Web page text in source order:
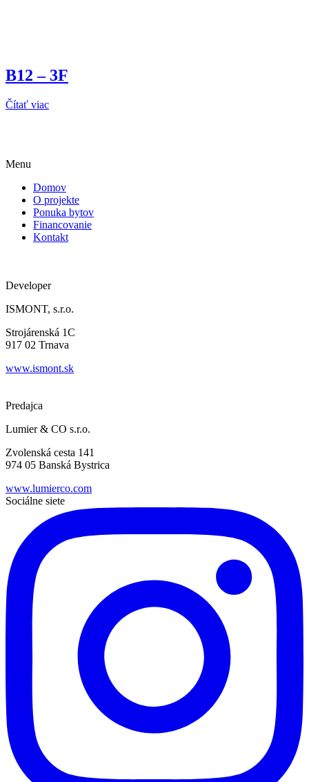
B12 – 3F
Čítať viac
Menu
Domov
O projekte
Ponuka bytov
Financovanie
Kontakt
Developer
ISMONT, s.r.o.
Strojárenská 1C
917 02 Trnava
www.ismont.sk
Predajca
Lumier & CO s.r.o.
Zvolenská cesta 141
974 05 Banská Bystrica
www.lumierco.com
Sociálne siete